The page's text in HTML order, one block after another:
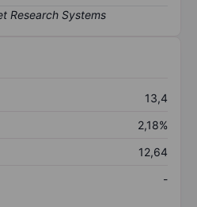
13,4
2,18%
12,64
-